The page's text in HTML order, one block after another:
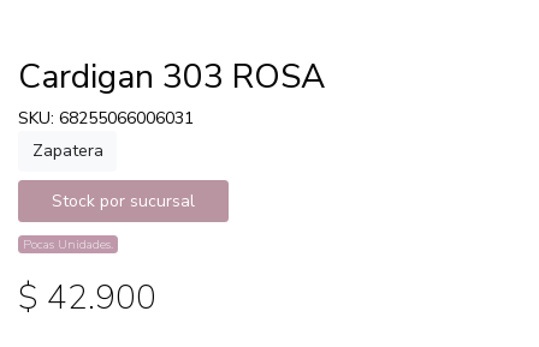
Cardigan 303 ROSA
SKU: 68255066006031
Zapatera
Stock por sucursal
Pocas Unidades.
$ 42.900